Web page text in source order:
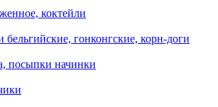
коктейли
бельгийские, гонконгские, корн-доги
посыпки начинки